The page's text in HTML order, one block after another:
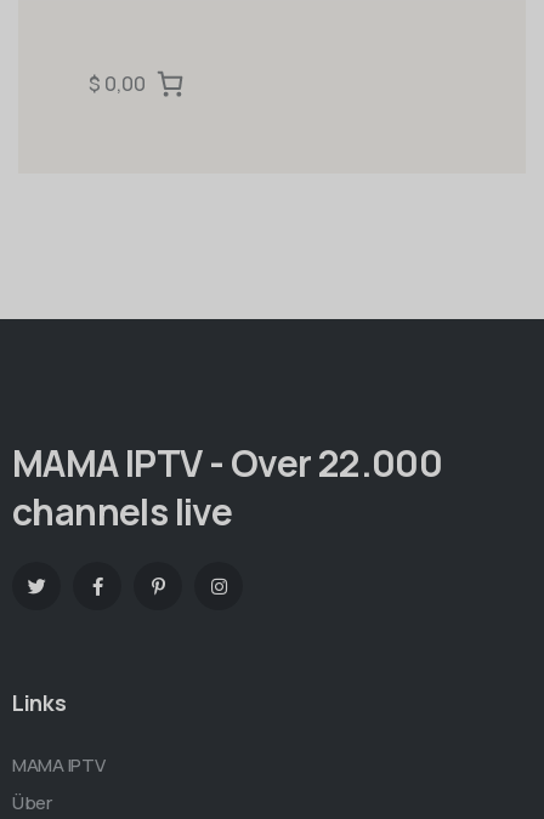
$ 0,00
MAMA IPTV - Over 22.000
channels live
Links
MAMA IPTV
Über